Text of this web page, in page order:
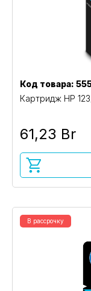
Код товара:
Картридж HP
61,23 Br
В рассрочку